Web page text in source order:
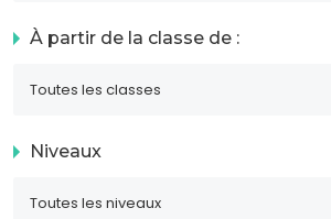
À partir de la classe de :
Niveaux